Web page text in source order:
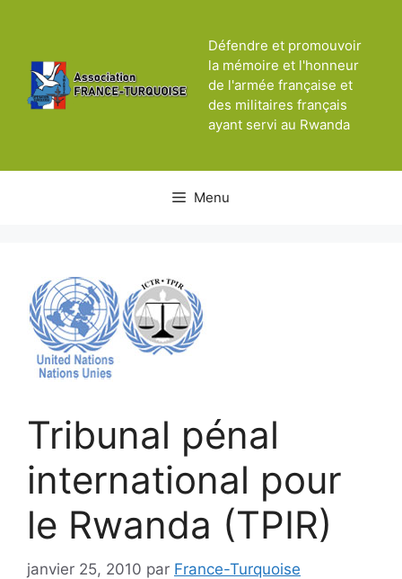
Défendre et promouvoir
la mémoire et l'honneur
de l'armée française et
des militaires français
ayant servi au Rwanda
Menu
Tribunal pénal
international pour
le Rwanda (TPIR)
janvier 25, 2010 par France-Turquoise